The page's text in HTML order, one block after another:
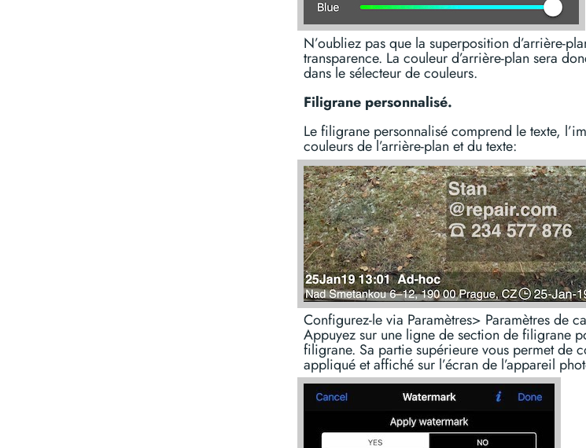
N’oubliez pas que la superposition d’arrière-
transparence. La couleur d’arrière-plan sera
dans le sélecteur de couleurs.
Filigrane personnalisé.
Le filigrane personnalisé comprend le texte,
couleurs de l’arrière-plan et du texte:
Configurez-le via Paramètres> Paramètres de
Appuyez sur une ligne de section de filigrane
filigrane. Sa partie supérieure vous permet de
appliqué et affiché sur l’écran de l’appareil